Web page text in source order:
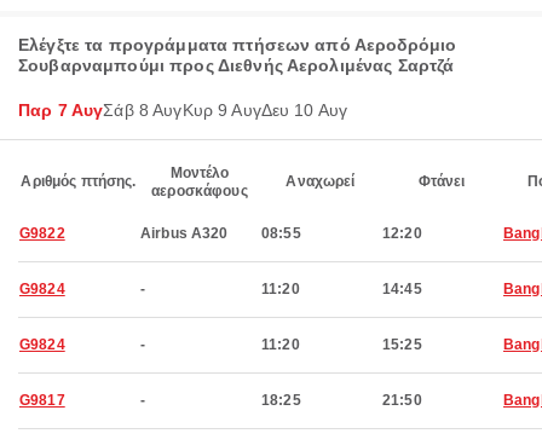
Ελέγξτε τα προγράμματα πτήσεων από Αεροδρόμιο
Σουβαρναμπούμι προς Διεθνής Αερολιμένας Σαρτζά
Παρ 7 ΑυγΣάβ 8 ΑυγΚυρ 9 ΑυγΔευ 10 Αυγ
Αριθμός πτήσης.
Μοντέλο
αεροσκάφους
Αναχωρεί Φτάνει
G9822 Airbus A320 08:55 12:20
G9824 - 11:20 14:45
G9824 - 11:20 15:25
G9817 - 18:25 21:50